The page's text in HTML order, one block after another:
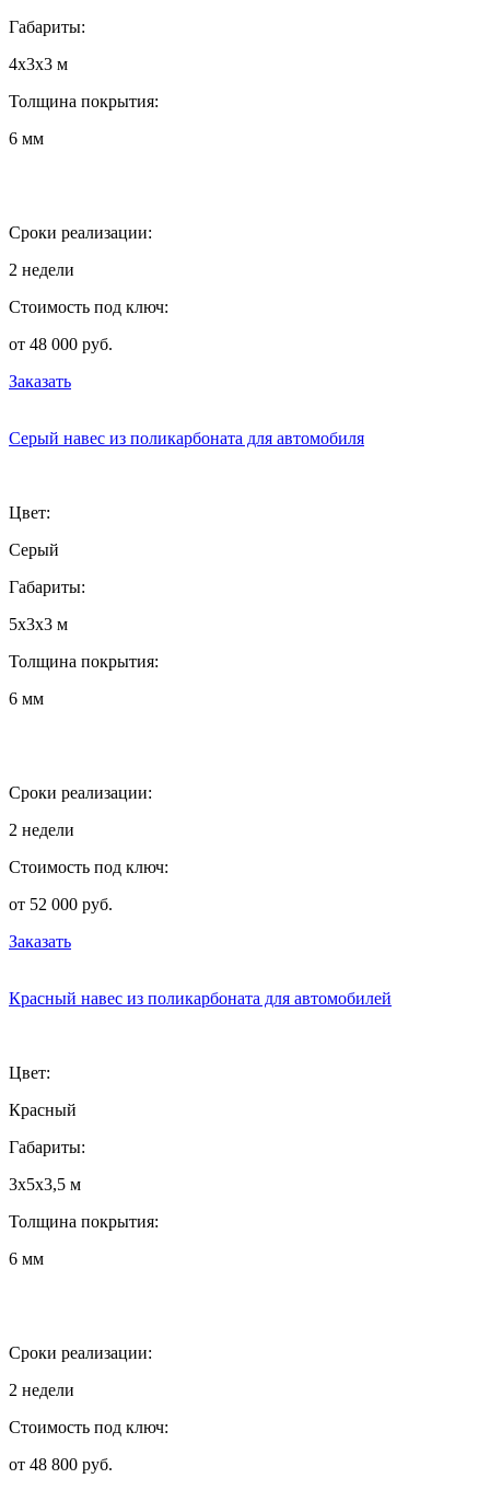
Габариты:
4х3х3 м
Толщина покрытия:
6 мм
Сроки реализации:
2 недели
Стоимость под ключ:
от 48 000 руб.
Заказать
Серый навес из поликарбоната для автомобиля
Цвет:
Серый
Габариты:
5х3х3 м
Толщина покрытия:
6 мм
Сроки реализации:
2 недели
Стоимость под ключ:
от 52 000 руб.
Заказать
Красный навес из поликарбоната для автомобилей
Цвет:
Красный
Габариты:
3х5х3,5 м
Толщина покрытия:
6 мм
Сроки реализации:
2 недели
Стоимость под ключ:
от 48 800 руб.